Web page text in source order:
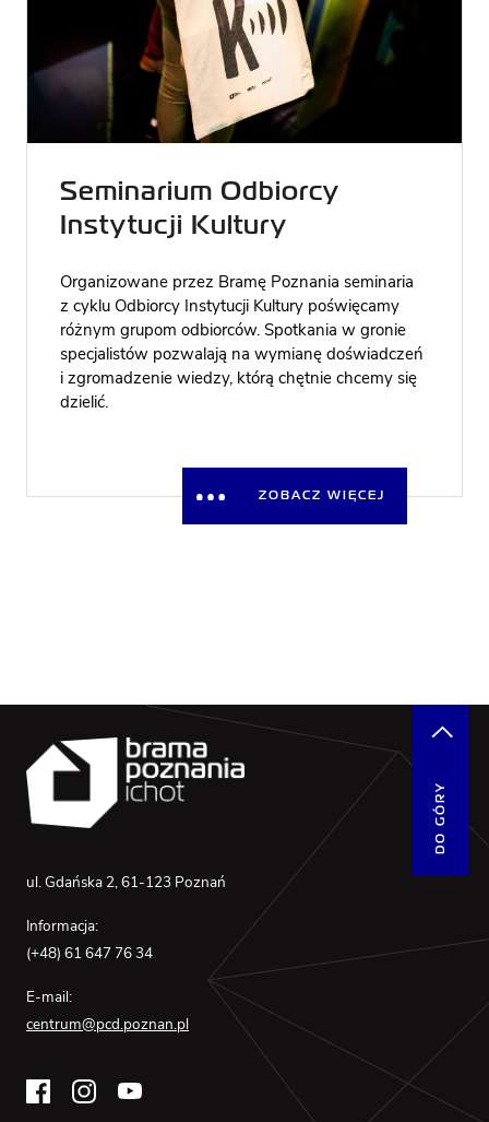
Seminarium Odbiorcy
Instytucji Kultury
Organizowane przez Bramę Poznania seminaria
z cyklu Odbiorcy Instytucji Kultury poświęcamy
różnym grupom odbiorców. Spotkania w gronie
specjalistów pozwalają na wymianę doświadczeń
i zgromadzenie wiedzy, którą chętnie chcemy się
dzielić.
ZOBACZ WIĘCEJ
ul. Gdańska 2, 61-123 Poznań
Informacja:
(+48) 61 647 76 34
E-mail:
centrum@pcd.poznan.pl
DO GÓRY